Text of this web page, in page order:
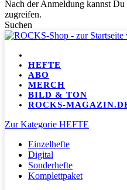
Nach der Anmeldung kannst
zugreifen.
Suchen
HEFTE
ABO
MERCH
BILD & TON
ROCKS-
Zur Kategorie HEFTE
Einzelhefte
Digital
Sonderhefte
Komplettpaket